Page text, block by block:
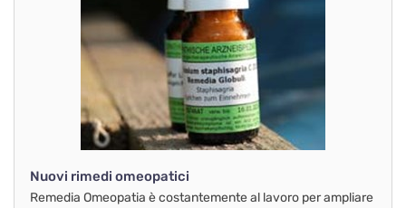
Nuovi rimedi omeopatici
Remedia Omeopatia è costantemente al lavoro per ampliare